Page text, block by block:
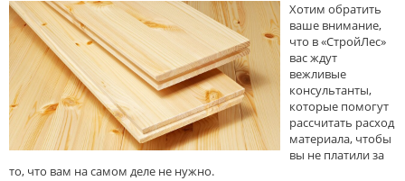
Хотим обратить
ваше внимание,
что в «СтройЛес»
вас ждут
вежливые
консультанты,
которые помогут
рассчитать расход
материала, чтобы
вы не платили за
то, что вам на самом деле не нужно.